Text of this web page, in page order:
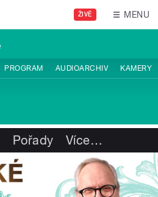
ŽIVĚ MENU
PROGRAM AUDIOARCHIV KAMERY
Pořady Více…